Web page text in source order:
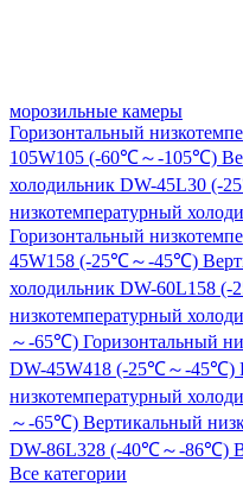
морозильные камеры
Горизонтальный
105W105 (-60℃～-105℃)
холодильник DW-45L30 (-
низкотемпературный
Горизонтальный
45W158 (-25℃～-45℃)
холодильник DW-60L158
низкотемпературный
～-65℃) Горизонтальный
DW-45W418 (-25℃～-45℃)
низкотемпературный
～-65℃) Вертикальный
DW-86L328 (-40℃～-86℃)
Все категории